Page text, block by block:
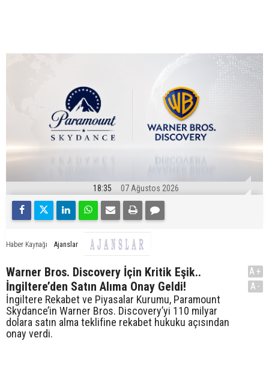
18:35 07 Ağustos 2026
Haber Kaynağı Ajanslar
Warner Bros. Discovery İçin Kritik Eşik..
İngiltere’den Satın Alıma Onay Geldi!
İngiltere Rekabet ve Piyasalar Kurumu, Paramount
Skydance’in Warner Bros. Discovery’yi 110 milyar
dolara satın alma teklifine rekabet hukuku açısından
onay verdi.
A+
A-